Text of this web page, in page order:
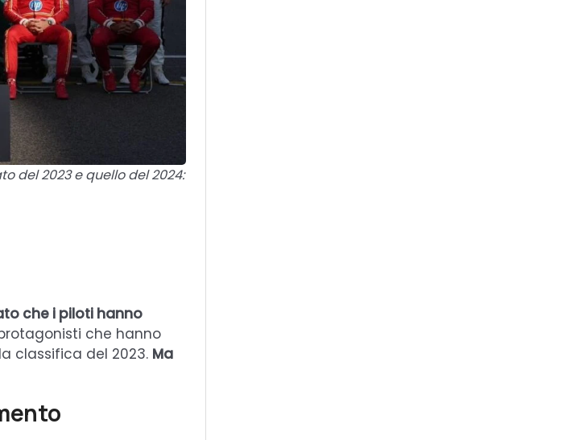
del 2023 e quello del 2024:
che i piloti hanno
che hanno
classifica del 2023. Ma